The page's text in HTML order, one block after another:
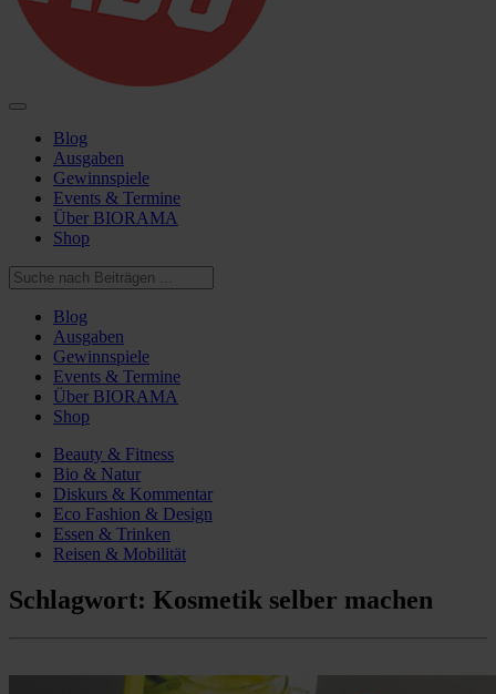
Blog
Ausgaben
Gewinnspiele
Events & Termine
Über BIORAMA
Shop
Blog
Ausgaben
Gewinnspiele
Events & Termine
Über BIORAMA
Shop
Beauty & Fitness
Bio & Natur
Diskurs & Kommentar
Eco Fashion & Design
Essen & Trinken
Reisen & Mobilität
Schlagwort: Kosmetik selber machen